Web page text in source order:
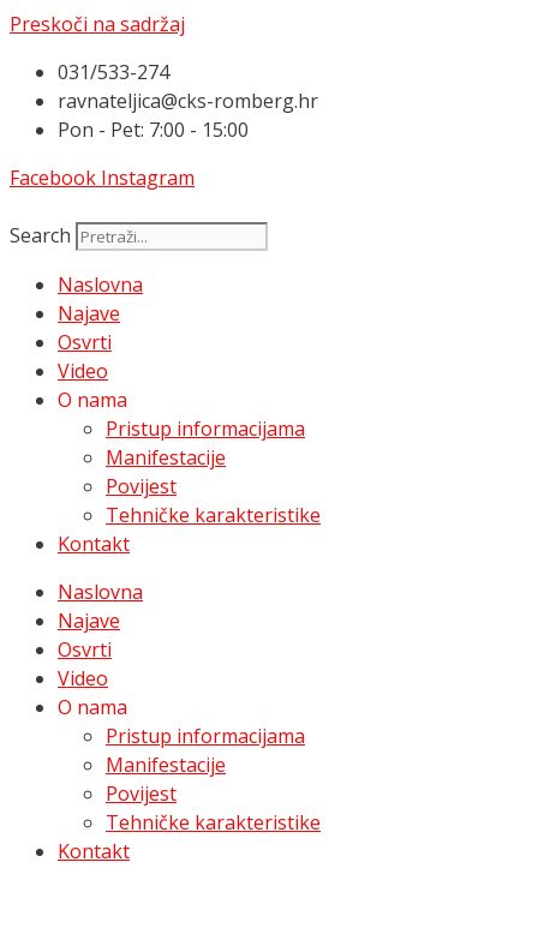
Preskoči na sadržaj
031/533-274
ravnateljica@cks-romberg.hr
Pon - Pet: 7:00 - 15:00
Facebook Instagram
Search
Naslovna
Najave
Osvrti
Video
O nama
Pristup informacijama
Manifestacije
Povijest
Tehničke karakteristike
Kontakt
Naslovna
Najave
Osvrti
Video
O nama
Pristup informacijama
Manifestacije
Povijest
Tehničke karakteristike
Kontakt